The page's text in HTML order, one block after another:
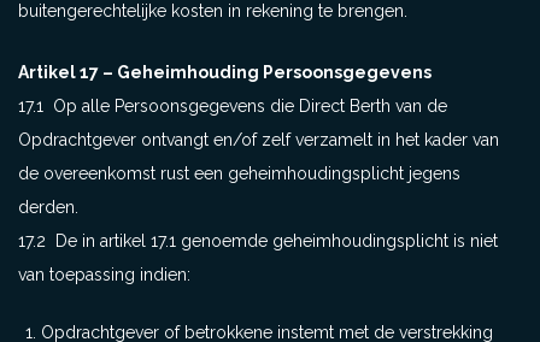
buitengerechtelijke kosten in rekening te brengen.
Artikel 17 – Geheimhouding Persoonsgegevens
17.1 Op alle Persoonsgegevens die Direct Berth van de
Opdrachtgever ontvangt en/of zelf verzamelt in het kader van
de overeenkomst rust een geheimhoudingsplicht jegens
derden.
17.2 De in artikel 17.1 genoemde geheimhoudingsplicht is niet
van toepassing indien:
Opdrachtgever of betrokkene instemt met de verstrekking